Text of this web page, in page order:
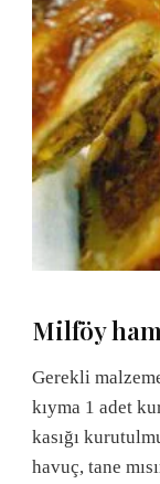
Milföy
Gerekli
kıyma 1 adet
kasığı
havuç, tane